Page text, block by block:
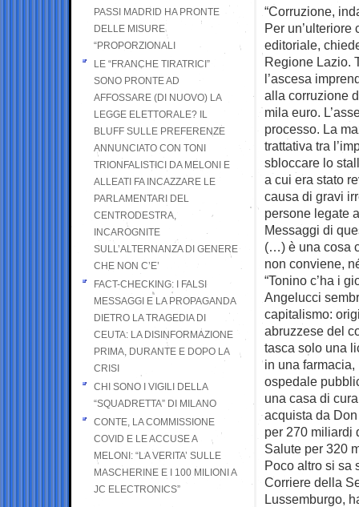
“Corruzione,
Per un’ulteriore
editoriale,
Regione Lazio.
l’ascesa
alla corruzione
mila euro.
processo. La
trattativa tra
sbloccare lo
a cui era stato
causa di gravi
persone legate
Messaggi di
(…) è una cosa
non conviene,
“Tonino c’ha i
Angelucci
capitalismo:
abruzzese del
tasca solo una
in una
ospedale
una casa di
acquista da
per 270 miliardi
Salute per 320
Poco altro si sa
Corriere della
Lussemburgo,
PASSI MADRID HA PRONTE
DELLE MISURE
“PROPORZIONALI
LE “FRANCHE TIRATRICI”
SONO PRONTE AD
AFFOSSARE (DI NUOVO) LA
LEGGE ELETTORALE? IL
BLUFF SULLE PREFERENZE
ANNUNCIATO CON TONI
TRIONFALISTICI DA MELONI E
ALLEATI FA INCAZZARE LE
PARLAMENTARI DEL
CENTRODESTRA,
INCAROGNITE
SULL’ALTERNANZA DI GENERE
CHE NON C’E’
FACT-CHECKING: I FALSI
MESSAGGI E LA PROPAGANDA
DIETRO LA TRAGEDIA DI
CEUTA: LA DISINFORMAZIONE
PRIMA, DURANTE E DOPO LA
CRISI
CHI SONO I VIGILI DELLA
“SQUADRETTA” DI MILANO
CONTE, LA COMMISSIONE
COVID E LE ACCUSE A
MELONI: “LA VERITA’ SULLE
MASCHERINE E I 100 MILIONI A
JC ELECTRONICS”